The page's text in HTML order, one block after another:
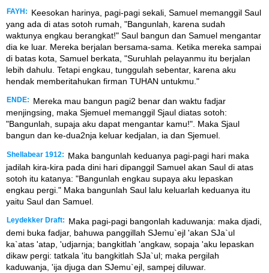
FAYH:
Keesokan harinya, pagi-pagi sekali, Samuel memanggil Saul
yang ada di atas sotoh rumah, "Bangunlah, karena sudah
waktunya engkau berangkat!" Saul bangun dan Samuel mengantar
dia ke luar. Mereka berjalan bersama-sama. Ketika mereka sampai
di batas kota, Samuel berkata, "Suruhlah pelayanmu itu berjalan
lebih dahulu. Tetapi engkau, tunggulah sebentar, karena aku
hendak memberitahukan firman TUHAN untukmu."
ENDE:
Mereka mau bangun pagi2 benar dan waktu fadjar
menjingsing, maka Sjemuel memanggil Sjaul diatas sotoh:
"Bangunlah, supaja aku dapat mengantar kamu!". Maka Sjaul
bangun dan ke-dua2nja keluar kedjalan, ia dan Sjemuel.
Shellabear 1912:
Maka bangunlah keduanya pagi-pagi hari maka
jadilah kira-kira pada dini hari dipanggil Samuel akan Saul di atas
sotoh itu katanya: "Bangunlah engkau supaya aku lepaskan
engkau pergi." Maka bangunlah Saul lalu keluarlah keduanya itu
yaitu Saul dan Samuel.
Leydekker Draft:
Maka pagi-pagi bangonlah kaduwanja: maka djadi,
demi buka fadjar, bahuwa panggillah SJemu`ejl 'akan SJa`ul
ka`atas 'atap, 'udjarnja; bangkitlah 'angkaw, sopaja 'aku lepaskan
dikaw pergi: tatkala 'itu bangkitlah SJa`ul; maka pergilah
kaduwanja, 'ija djuga dan SJemu`ejl, sampej diluwar.